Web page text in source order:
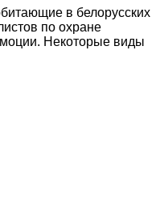
в белорусских
по охране
Некоторые виды